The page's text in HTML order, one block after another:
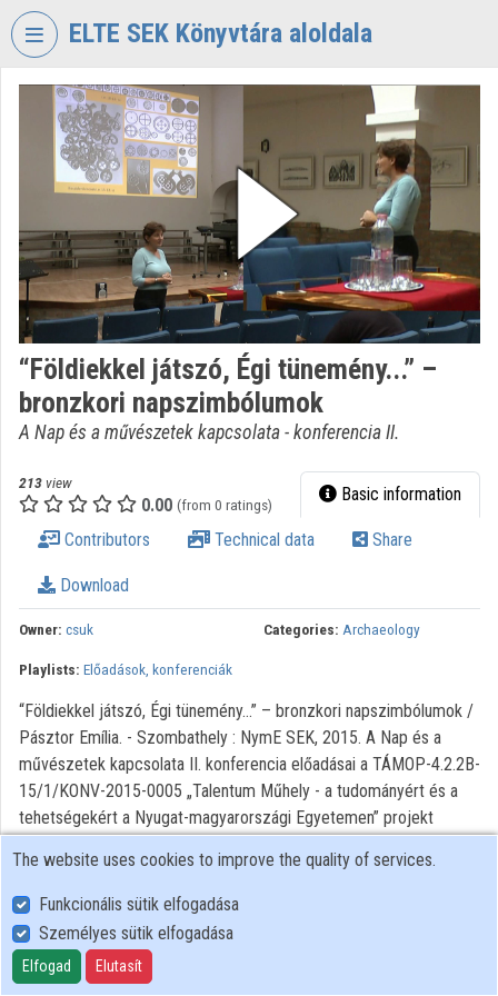
Skip header
ELTE SEK Könyvtára aloldala
VIDEOTORIUM
KÖNYVTÁR
ÉS
LEVÉLTÁR
Organization home
Log In
Organization discovery
Contributors
“Földiekkel játszó, Égi tünemény...” –
bronzkori napszimbólumok
A Nap és a művészetek kapcsolata - konferencia II.
213 view
0.00 (from 0 ratings) Basic information
Contributors Technical data Share
Download
Owner: csuk Categories: Archaeology
Playlists: Előadások, konferenciák
“Földiekkel játszó, Égi tünemény...” – bronzkori napszimbólumok /
Pásztor Emília. - Szombathely : NymE SEK, 2015. A Nap és a
művészetek kapcsolata II. konferencia előadásai a TÁMOP-4.2.2B-
15/1/KONV-2015-0005 „Talentum Műhely - a tudományért és a
tehetségekért a Nyugat-magyarországi Egyetemen” projekt
User Policy
Adatkezelési tájékoztató (en)
Cookie Policy
The website uses cookies to improve the quality of services.
Funkcionális sütik elfogadása
Személyes sütik elfogadása
Elfogad Elutasít